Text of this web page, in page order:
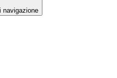
navigazione